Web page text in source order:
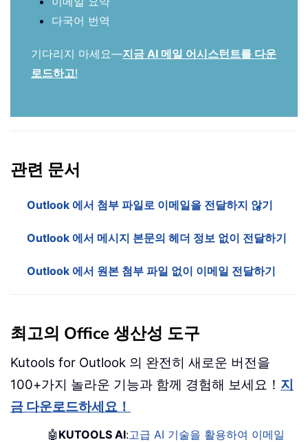
다국어 번역
기다리지 마세요—지금 AI 메일 어시스턴트를 다운
로드하고!
관련 문서
Outlook 에서 첨부 파일로 이메일을 전달하지 않기
Outlook 에서 메시지 본문의 헤더 정보 없이 전달하기
Outlook 에서 원본 첨부 파일 없이 이메일 전달하기
최고의 Office 생산성 도구
Kutools for Outlook 의 완전히 새로운 버전을
100+가지 놀라운 기능과 함께 경험해 보세요！ 지
금 다운로드하세요！
🤖 KUTOOLS AI:고급 AI 기술을 활용하여 이메일